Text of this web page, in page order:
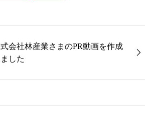
会社林産業さまのPR動画を作成
した